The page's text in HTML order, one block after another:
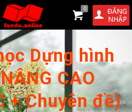
0
ĐĂNG
NHẬP
Dựng hình
CAO
+ Chuyên đề)